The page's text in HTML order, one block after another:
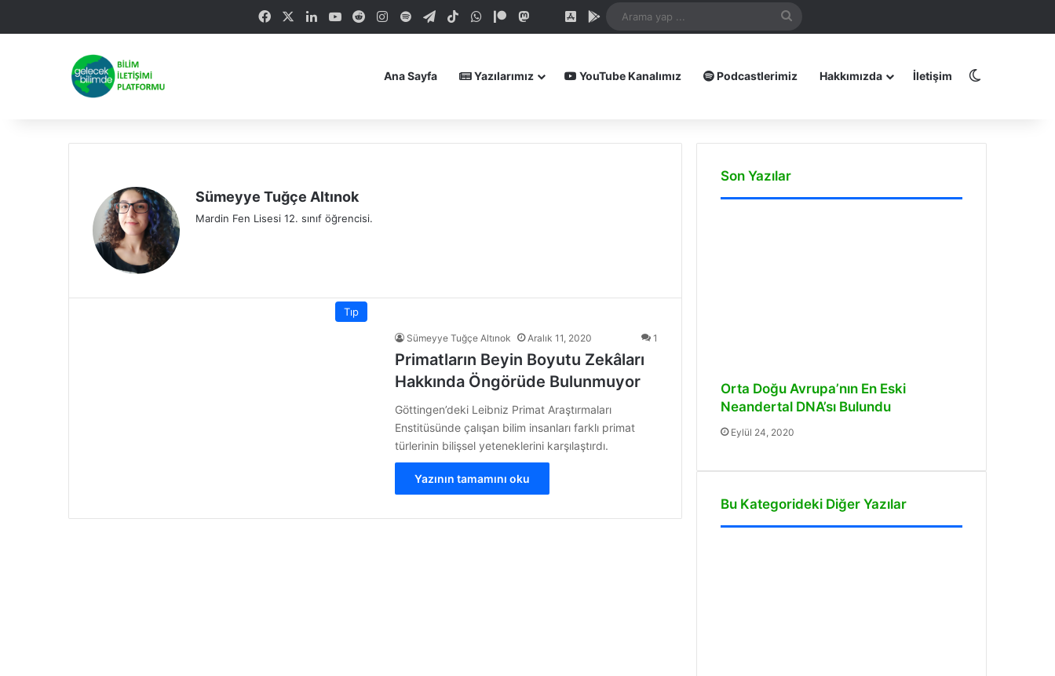
FacebookLinkedInYouTubeRedditInstagram
SpotifyTelegramTikTokWhatsApp
PatreonMastodonBlueskyiOS Uygulamamız
Android Uygulamamız
...
Ana Sayfa Yazılarımız YouTube Kanalımız Podcastlerimiz Hakkımızda İletişim
Sümeyye Tuğçe Altınok
Mardin Fen Lisesi 12. sınıf öğrencisi.
Tıp
Sümeyye Tuğçe Altınok Aralık 11, 2020 1
Primatların Beyin Boyutu Zekâları
Hakkında Öngörüde Bulunmuyor
Göttingen’deki Leibniz Primat Araştırmaları
Enstitüsünde çalışan bilim insanları farklı primat
türlerinin bilişsel yeteneklerini karşılaştırdı.
Yazının tamamını oku
Son Yazılar
Orta Doğu Avrupa’nın En Eski
Neandertal DNA’sı Bulundu
Eylül 24, 2020
Bu Kategorideki Diğer Yazılar